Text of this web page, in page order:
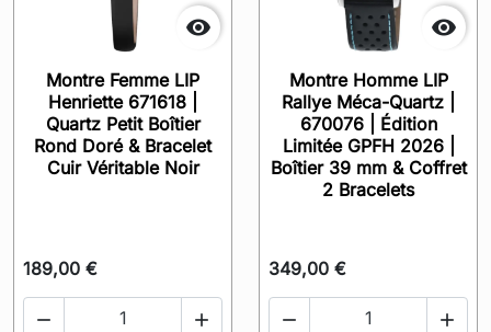

Montre Femme LIP
Henriette 671618 |
Quartz Petit Boîtier
Rond Doré & Bracelet
Cuir Véritable Noir
189,00 €
 

Montre Homme LIP
Rallye Méca-Quartz |
670076 | Édition
Limitée GPFH 2026 |
Boîtier 39 mm & Coffret
2 Bracelets
349,00 €
 